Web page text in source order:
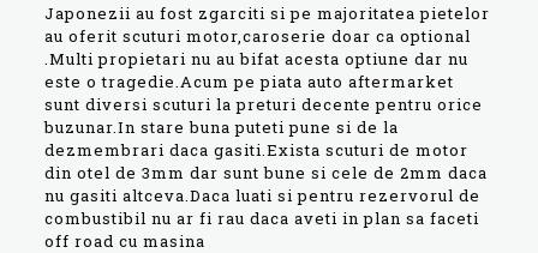
Japonezii au fost zgarciti si pe majoritatea pietelor
au oferit scuturi motor,caroserie doar ca optional
.Multi propietari nu au bifat acesta optiune dar nu
este o tragedie.Acum pe piata auto aftermarket
sunt diversi scuturi la preturi decente pentru orice
buzunar.In stare buna puteti pune si de la
dezmembrari daca gasiti.Exista scuturi de motor
din otel de 3mm dar sunt bune si cele de 2mm daca
nu gasiti altceva.Daca luati si pentru rezervorul de
combustibil nu ar fi rau daca aveti in plan sa faceti
off road cu masina